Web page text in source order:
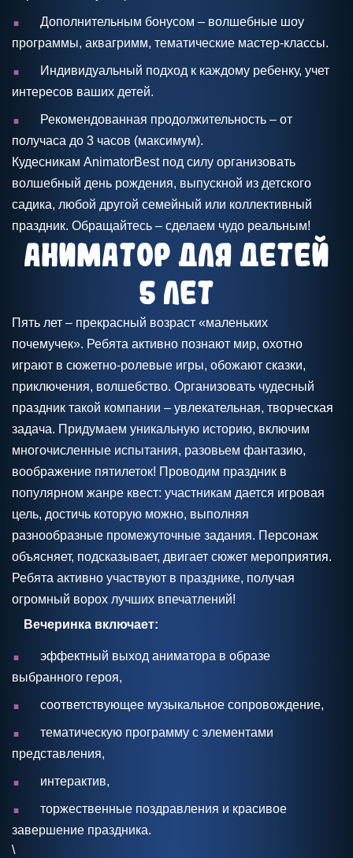
.
Дополнительным бонусом – волшебные шоу
программы, аквагримм, тематические мастер-классы.
.
Индивидуальный подход к каждому ребенку, учет
интересов ваших детей.
.
Рекомендованная продолжительность – от
получаса до 3 часов (максимум).
Кудесникам AnimatorBest под силу организовать
волшебный день рождения, выпускной из детского
садика, любой другой семейный или коллективный
праздник. Обращайтесь – сделаем чудо реальным!
Аниматор для детей
5 лет
Пять лет – прекрасный возраст «маленьких
почемучек». Ребята активно познают мир, охотно
играют в сюжетно-ролевые игры, обожают сказки,
приключения, волшебство. Организовать чудесный
праздник такой компании – увлекательная, творческая
задача. Придумаем уникальную историю, включим
многочисленные испытания, разовьем фантазию,
воображение пятилеток! Проводим праздник в
популярном жанре квест: участникам дается игровая
цель, достичь которую можно, выполняя
разнообразные промежуточные задания. Персонаж
объясняет, подсказывает, двигает сюжет мероприятия.
Ребята активно участвуют в празднике, получая
огромный ворох лучших впечатлений!
Вечеринка включает:
.
эффектный выход аниматора в образе
выбранного героя,
. соответствующее музыкальное сопровождение,
.
тематическую программу с элементами
представления,
. интерактив,
.
торжественные поздравления и красивое
завершение праздника.
\